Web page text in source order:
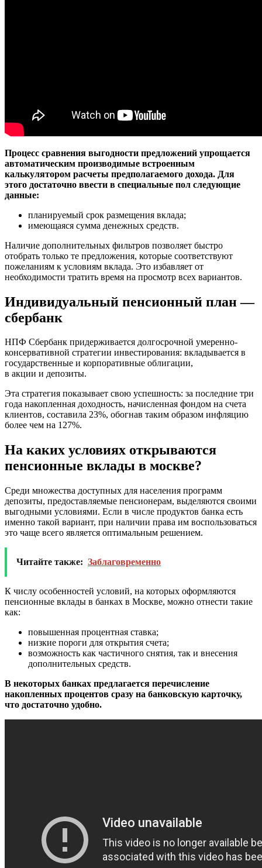
Процесс сравнения выгодности предложений упрощается
автоматическим производимые встроенным
калькулятором расчеты предполагаемого дохода. Для
этого достаточно ввести в специальные пол следующие
данные:
планируемый срок размещения вклада;
имеющаяся сумма денежных средств.
Наличие дополнительных фильтров позволяет быстро
отобрать только те предложения, которые соответствуют
пожеланиям к условиям вклада. Это избавляет от
необходимости тратить время на просмотр всех вариантов.
Индивидуальный пенсионный план —
сбербанк
НПФ Сбербанк придерживается долгосрочной умеренно-
консервативной стратегии инвестирования: вкладывается в
государственные и корпоративные облигации,
в акции и депозиты.
Эта стратегия показывает свою успешность: за последние три
года накопленная доходность, начисленная фондом на счета
клиентов, составила 23%, обогнав таким образом инфляцию
более чем на 127%.
На каких условиях открываются
пенсионные вклады в москве?
Среди множества доступных для населения программ
депозиты, предоставляемые пенсионерам, выделяются своими
выгодными условиями. Если в числе продуктов банка есть
именно такой вариант, при наличии права им воспользоваться
это чаще всего является оптимальным решением.
Читайте также: Заблаговременно
К числу особенностей условий, на которых оформляются
пенсионные вклады в банках в Москве, можно отнести такие
как:
повышенная процентная ставка;
низкие пороги для открытия счета;
возможность как частичного снятия, так и внесения
дополнительных средств.
В некоторых банках предлагается перечисление
накопленных процентов сразу на банковскую карточку,
что достаточно удобно.